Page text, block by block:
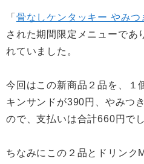
「 骨なしケンタッキー やみつ
された期間限定メニューであ
れていました。
今回はこの新商品２品を、１
キンサンドが390円、やみつ
ので、支払いは合計660円でし
ちなみにこの２品とドリンク